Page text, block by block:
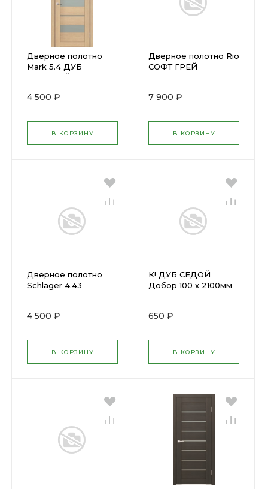
Дверное полотно
Mark 5.4 ДУБ
БЕЛЕНЫЙ
4 500 ₽
В КОРЗИНУ
Дверное полотно Rio
СОФТ ГРЕЙ
мателюкс,38мм,экошпон
7 900 ₽
В КОРЗИНУ
Дверное полотно
Schlager 4.43
4 500 ₽
В КОРЗИНУ
К! ДУБ СЕДОЙ
Добор 100 х 2100мм
650 ₽
В КОРЗИНУ